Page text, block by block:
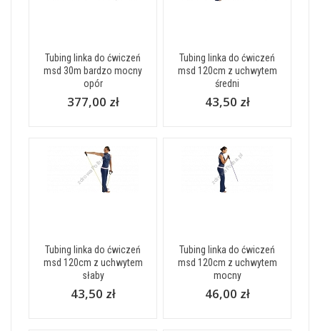
Tubing linka do ćwiczeń
msd 30m bardzo mocny
opór
377,00 zł
Tubing linka do ćwiczeń
msd 120cm z uchwytem
średni
43,50 zł
Tubing linka do ćwiczeń
msd 120cm z uchwytem
słaby
43,50 zł
Tubing linka do ćwiczeń
msd 120cm z uchwytem
mocny
46,00 zł